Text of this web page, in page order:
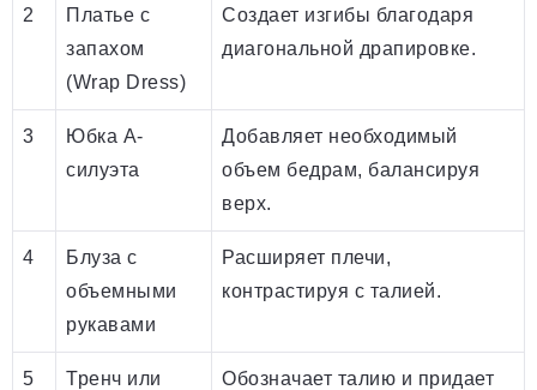
2
Платье с
запахом
(Wrap Dress)
Создает изгибы благодаря
диагональной драпировке.
3
Юбка А-
силуэта
Добавляет необходимый
объем бедрам, балансируя
верх.
4
Блуза с
объемными
рукавами
Расширяет плечи,
контрастируя с талией.
5
Тренч или
Обозначает талию и придает